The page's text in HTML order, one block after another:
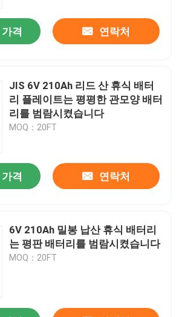
격 연락처
JIS 6V 210Ah 리드 산 휴식 배터
리 플레이트는 평평한 관모양 배터
리를 범람시켰습니다
MOQ：20FT
격 연락처
6V 210Ah 밀봉 납산 휴식 배터리
는 평판 배터리를 범람시켰습니다
MOQ：20FT